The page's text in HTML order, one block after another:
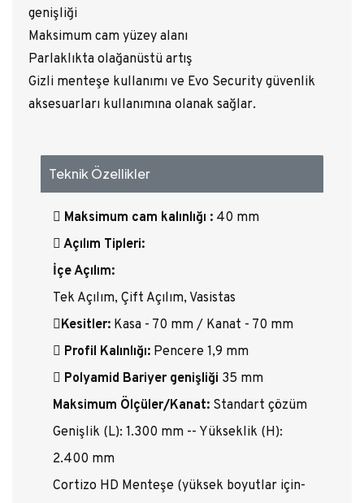
genişliği
Maksimum cam yüzey alanı
Parlaklıkta olağanüstü artış
Gizli menteşe kullanımı ve Evo Security güvenlik
aksesuarları kullanımına olanak sağlar.
Teknik Özellikler
Maksimum cam kalınlığı : 40 mm
Açılım Tipleri:
İçe Açılım:
Tek Açılım, Çift Açılım, Vasistas
Kesitler: Kasa - 70 mm / Kanat - 70 mm
Profil Kalınlığı: Pencere 1,9 mm
Polyamid Bariyer genişliği 35 mm
Maksimum Ölçüler/Kanat: Standart çözüm
Genişlik (L): 1.300 mm -- Yükseklik (H):
2.400 mm
Cortizo HD Menteşe (yüksek boyutlar için-